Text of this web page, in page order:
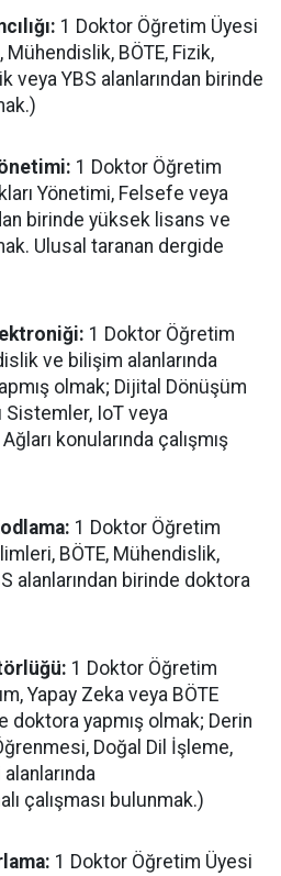
1 Doktor Öğretim Üyesi
BÖTE, Fizik,
veya YBS alanlarından birinde
1 Doktor Öğretim
Yönetimi, Felsefe veya
birinde yüksek lisans ve
Ulusal taranan dergide
1 Doktor Öğretim
ve bilişim alanlarında
olmak; Dijital Dönüşüm
Sistemler, IoT veya
konularında çalışmış
1 Doktor Öğretim
BÖTE, Mühendislik,
alanlarından birinde doktora
1 Doktor Öğretim
Yapay Zeka veya BÖTE
doktora yapmış olmak; Derin
Doğal Dil İşleme,
çalışması bulunmak.)
1 Doktor Öğretim Üyesi